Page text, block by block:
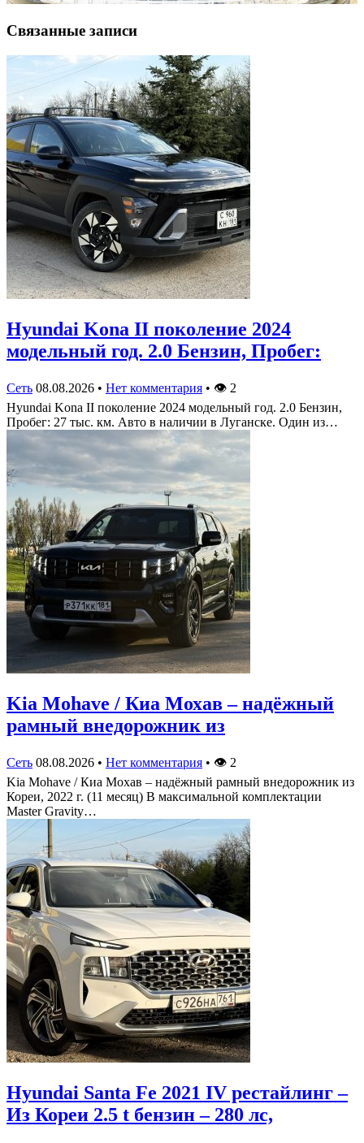
Связанные записи
Hyundai Kona II поколение 2024
модельный год. 2.0 Бензин, Пробег:
Сеть 08.08.2026 • Нет комментария • 👁 2
Hyundai Kona II поколение 2024 модельный год. 2.0 Бензин,
Пробег: 27 тыс. км. Авто в наличии в Луганске. Один из…
Kia Mohave / Киа Мохав – надёжный
рамный внедорожник из
Сеть 08.08.2026 • Нет комментария • 👁 2
Kia Mohave / Киа Мохав – надёжный рамный внедорожник из
Кореи, 2022 г. (11 месяц) В максимальной комплектации
Master Gravity…
Hyundai Santa Fe 2021 IV рестайлинг –
Из Кореи 2.5 t бензин – 280 лс,